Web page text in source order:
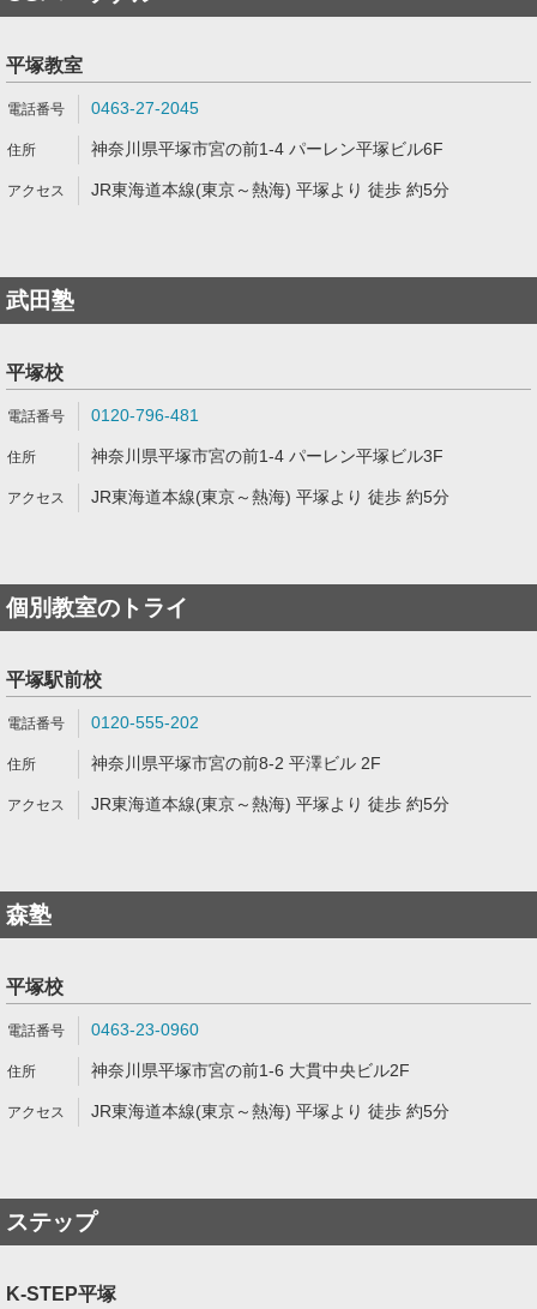
平塚教室
0463-27-2045
神奈川県平塚市宮の前1-4 パーレン平塚ビル6F
JR東海道本線(東京～熱海) 平塚より 徒歩 約5分
武田塾
平塚校
0120-796-481
神奈川県平塚市宮の前1-4 パーレン平塚ビル3F
JR東海道本線(東京～熱海) 平塚より 徒歩 約5分
個別教室のトライ
平塚駅前校
0120-555-202
神奈川県平塚市宮の前8-2 平澤ビル 2F
JR東海道本線(東京～熱海) 平塚より 徒歩 約5分
森塾
平塚校
0463-23-0960
神奈川県平塚市宮の前1-6 大貫中央ビル2F
JR東海道本線(東京～熱海) 平塚より 徒歩 約5分
ステップ
K-STEP平塚